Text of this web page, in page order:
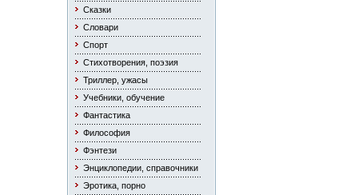
Сказки
Словари
Спорт
Стихотворения, поэзия
Триллер, ужасы
Учебники, обучение
Фантастика
Философия
Фэнтези
Энциклопедии, справочники
Эротика, порно